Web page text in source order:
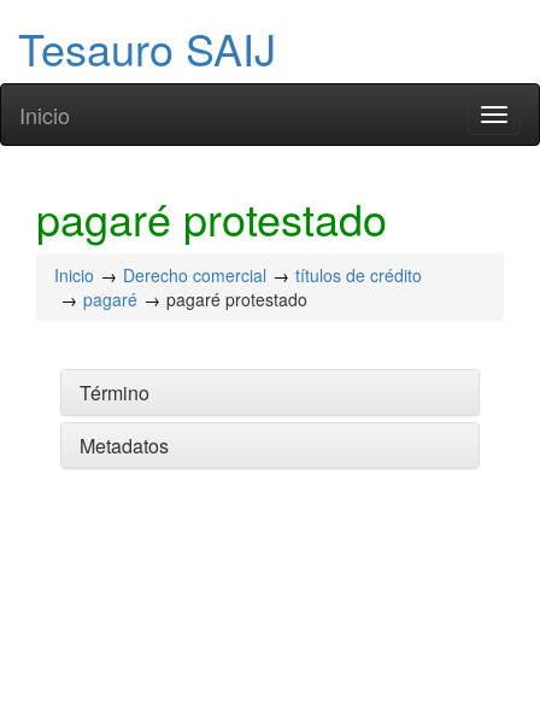
Tesauro SAIJ
Inicio
pagaré protestado
Inicio Derecho comercial
títulos de crédito
pagaré
pagaré protestado
Término
Metadatos